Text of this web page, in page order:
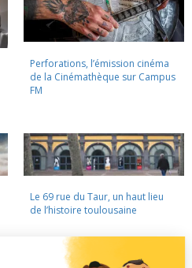
Perforations, l’émission cinéma
de la Cinémathèque sur Campus
FM
Le 69 rue du Taur, un haut lieu
de l’histoire toulousaine